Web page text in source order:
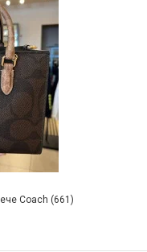
Coach (661)